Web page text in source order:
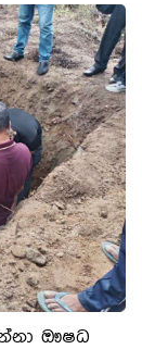
ඖෂධ